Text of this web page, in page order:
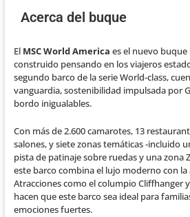
Acerca del buque
El MSC World America es el nuevo buque
construido pensando en los viajeros
segundo barco de la serie World-class,
vanguardia, sostenibilidad impulsada por
bordo inigualables.
Con más de 2.600 camarotes, 13
salones, y siete zonas temáticas -incluido
pista de patinaje sobre ruedas y una zona
este barco combina el lujo moderno con
Atracciones como el columpio Cliffhanger
hacen que este barco sea ideal para
emociones fuertes.